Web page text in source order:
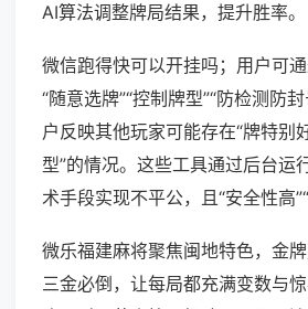
AI算法调整牌局结果，提升胜率。
微信跑得快可以开挂吗；用户可
“随意选牌”“控制牌型”“防检测防
户反映其他玩家可能存在“牌特别
型”的情况。这些工具通过后台运
术手段实现不平公，且“安全性高”“
微乐福建麻将聚焦闽地特色，金牌
三金必倒，让每局都充满变数与